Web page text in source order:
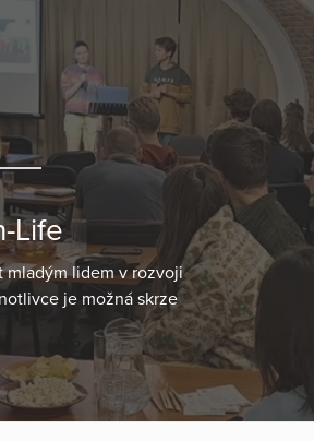
Life
mladým lidem v rozvoji
je možná skrze